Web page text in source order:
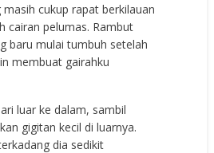
masih cukup rapat berkilauan
cairan pelumas. Rambut
baru mulai tumbuh setelah
membuat gairahku
luar ke dalam, sambil
gigitan kecil di luarnya.
dia sedikit